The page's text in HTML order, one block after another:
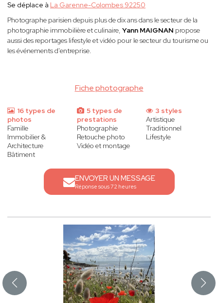
Fiche photographe
Se déplace à La Garenne-Colombes 92250
Photographe parisien depuis plus de dix ans dans le secteur de la
photographie immobilière et culinaire, Yann MAIGNAN propose
aussi des reportages lifestyle et vidéo pour le secteur du tourisme ou
les événements d'entreprise.
16 types de
photos
Famille
Immobilier &
Architecture
Bâtiment
5 types de
prestations
Photographie
Retouche photo
Vidéo et montage
3 styles
Artistique
Traditionnel
Lifestyle
ENVOYER UN MESSAGE
Réponse sous 72 heures